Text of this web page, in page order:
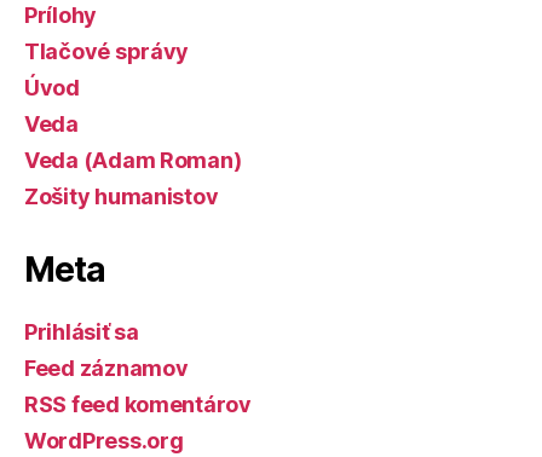
Prílohy
Tlačové správy
Úvod
Veda
Veda (Adam Roman)
Zošity humanistov
Meta
Prihlásiť sa
Feed záznamov
RSS feed komentárov
WordPress.org